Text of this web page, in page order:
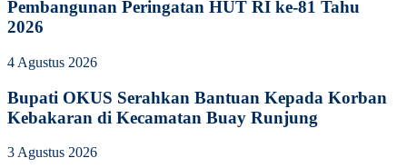
Pembangunan Peringatan HUT RI ke-81 Tahu
2026
4 Agustus 2026
Bupati OKUS Serahkan Bantuan Kepada Korban
Kebakaran di Kecamatan Buay Runjung
3 Agustus 2026